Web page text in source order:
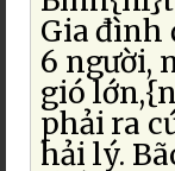
Gia đình
6 người,
gió
phải ra
hải lý.